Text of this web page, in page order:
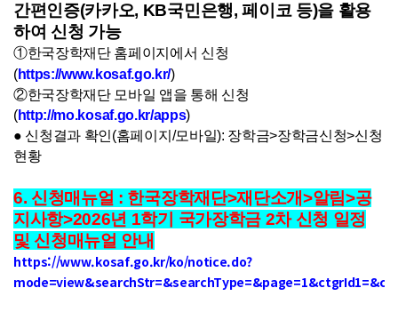
간편인증(카카오, KB국민은행, 페이코 등)을 활용
하여 신청 가능
①한국장학재단 홈페이지에서 신청
(https://www.kosaf.go.kr/)
②한국장학재단 모바일 앱을 통해 신청
(http://mo.kosaf.go.kr/apps)
● 신청결과 확인(홈페이지/모바일): 장학금>장학금신청>신청
현황
6. 신청매뉴얼 : 한국장학재단>재단소개>알림>공
지사항>2026년 1학기 국가장학금 2차 신청 일정
및 신청매뉴얼 안내
https://www.kosaf.go.kr/ko/notice.do?